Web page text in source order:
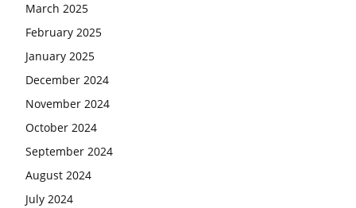
March 2025
February 2025
January 2025
December 2024
November 2024
October 2024
September 2024
August 2024
July 2024